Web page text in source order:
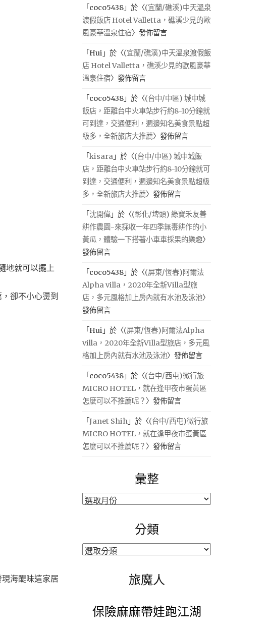
地就可以擺上
卻不小心燙到
海醍味這家居
「 coco5438 」於〈(宜蘭/礁溪)中天溫泉
渡假飯店 Hotel Valletta，礁溪少見的歐
風豪華溫泉住宿〉發佈留言
「Hui 」於〈(宜蘭/礁溪)中天溫泉渡假飯
店 Hotel Valletta，礁溪少見的歐風豪華
溫泉住宿〉發佈留言
「 coco5438 」於〈(台中/中區) 城中城
飯店，距離台中火車站步行約8-10分鐘就
可到達，交通便利，週邊知名美食景點超
級多，全新旅店大推薦〉發佈留言
「kisara 」於〈(台中/中區) 城中城飯
店，距離台中火車站步行約8-10分鐘就可
到達，交通便利，週邊知名美食景點超級
多，全新旅店大推薦〉發佈留言
「沈開偉 」於〈(彰化/埤頭) 綠寶禾友善
耕作農園-來採收一年四季無毒耕作的小
黃瓜，體驗一下搭著小車車採果的樂趣〉
發佈留言
「 coco5438 」於〈(屏東/恆春)阿爾法
Alpha villa，2020年全新Villa型旅
店，多元風格加上房內就有水池及泳池〉
發佈留言
「Hui 」於〈(屏東/恆春)阿爾法Alpha
villa，2020年全新Villa型旅店，多元風
格加上房內就有水池及泳池〉發佈留言
「 coco5438 」於〈(台中/西屯)微行旅
MICRO HOTEL，就在逢甲夜市蛋黃區
怎麼可以不推薦呢？ 〉發佈留言
「Janet Shih 」於〈(台中/西屯)微行旅
MICRO HOTEL，就在逢甲夜市蛋黃區
怎麼可以不推薦呢？ 〉發佈留言
彙整
彙
分類
分
旅魔人
保險麻麻帶娃跑江湖